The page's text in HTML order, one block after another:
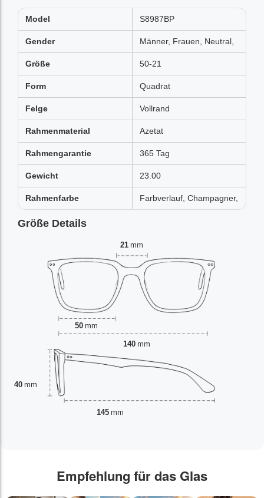
Model S8987BP
Gender Männer, Frauen, Neutral,
Größe 50-21
Form Quadrat
Felge Vollrand
Rahmenmaterial Azetat
Rahmengarantie 365 Tag
Gewicht 23.00
Rahmenfarbe Farbverlauf, Champagner,
Größe Details
21 mm
50 mm
40 mm
140 mm
145 mm
Empfehlung für das Glas